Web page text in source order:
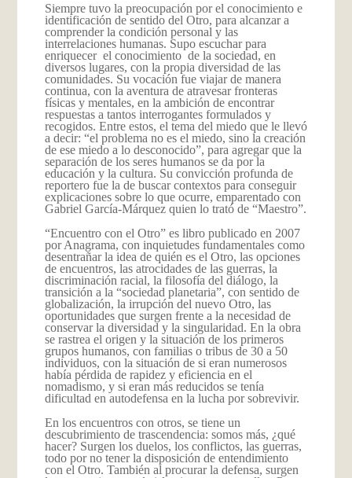
Siempre tuvo la preocupación por el conocimiento e
identificación de sentido del Otro, para alcanzar a
comprender la condición personal y las
interrelaciones humanas. Supo escuchar para
enriquecer el conocimiento de la sociedad, en
diversos lugares, con la propia diversidad de las
comunidades. Su vocación fue viajar de manera
continua, con la aventura de atravesar fronteras
físicas y mentales, en la ambición de encontrar
respuestas a tantos interrogantes formulados y
recogidos. Entre estos, el tema del miedo que le llevó
a decir: “el problema no es el miedo, sino la creación
de ese miedo a lo desconocido”, para agregar que la
separación de los seres humanos se da por la
educación y la cultura. Su convicción profunda de
reportero fue la de buscar contextos para conseguir
explicaciones sobre lo que ocurre, emparentado con
Gabriel García-Márquez quien lo trató de “Maestro”.
“Encuentro con el Otro” es libro publicado en 2007
por Anagrama, con inquietudes fundamentales como
desentrañar la idea de quién es el Otro, las opciones
de encuentros, las atrocidades de las guerras, la
discriminación racial, la filosofía del diálogo, la
transición a la “sociedad planetaria”, con sentido de
globalización, la irrupción del nuevo Otro, las
oportunidades que surgen frente a la necesidad de
conservar la diversidad y la singularidad. En la obra
se rastrea el origen y la situación de los primeros
grupos humanos, con familias o tribus de 30 a 50
individuos, con la situación de si eran numerosos
había pérdida de rapidez y eficiencia en el
nomadismo, y si eran más reducidos se tenía
dificultad en autodefensa en la lucha por sobrevivir.
En los encuentros con otros, se tiene un
descubrimiento de trascendencia: somos más, ¿qué
hacer? Surgen los duelos, los conflictos, las guerras,
todo por no tener la disposición de entendimiento
con el Otro. También al procurar la defensa, surgen